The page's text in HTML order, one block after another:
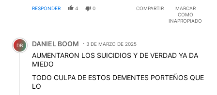
RESPONDER 4 0 COMPARTIR
MARCAR
COMO
INAPROPIADO
Comentario de DANIEL BOOM.
DB DANIEL BOOM 3 DE MARZO DE 2025
AUMENTARON LOS SUICIDIOS Y DE VERDAD YA DA
MIEDO
TODO CULPA DE ESTOS DEMENTES PORTEÑOS QUE
LO